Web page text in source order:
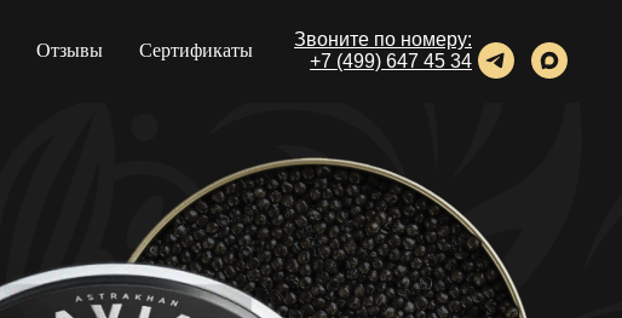
Отзывы Сертификаты
Звоните по номеру:
+7 (499) 647 45 34